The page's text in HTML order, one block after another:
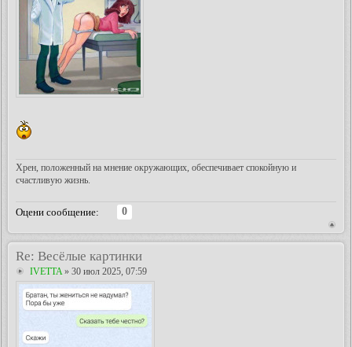
Хрен, положенный на мнение окружающих, обеспечивает спокойную и
счастливую жизнь.
Оцени сообщение:
0
Re: Весёлые картинки
IVETTA» 30 июл 2025, 07:59